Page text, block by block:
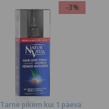
-3%
Tarne pikem kui 1 päeva